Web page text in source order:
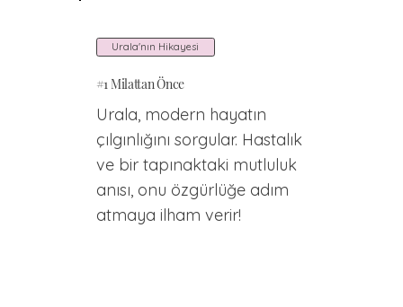
Urala'nın Hikayesi
#1 Milattan Önce
Urala, modern hayatın
çılgınlığını sorgular. Hastalık
ve bir tapınaktaki mutluluk
anısı, onu özgürlüğe adım
atmaya ilham verir!